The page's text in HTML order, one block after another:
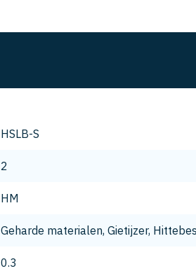
HSLB-S
2
HM
Geharde materialen, Gietijzer,
0.3